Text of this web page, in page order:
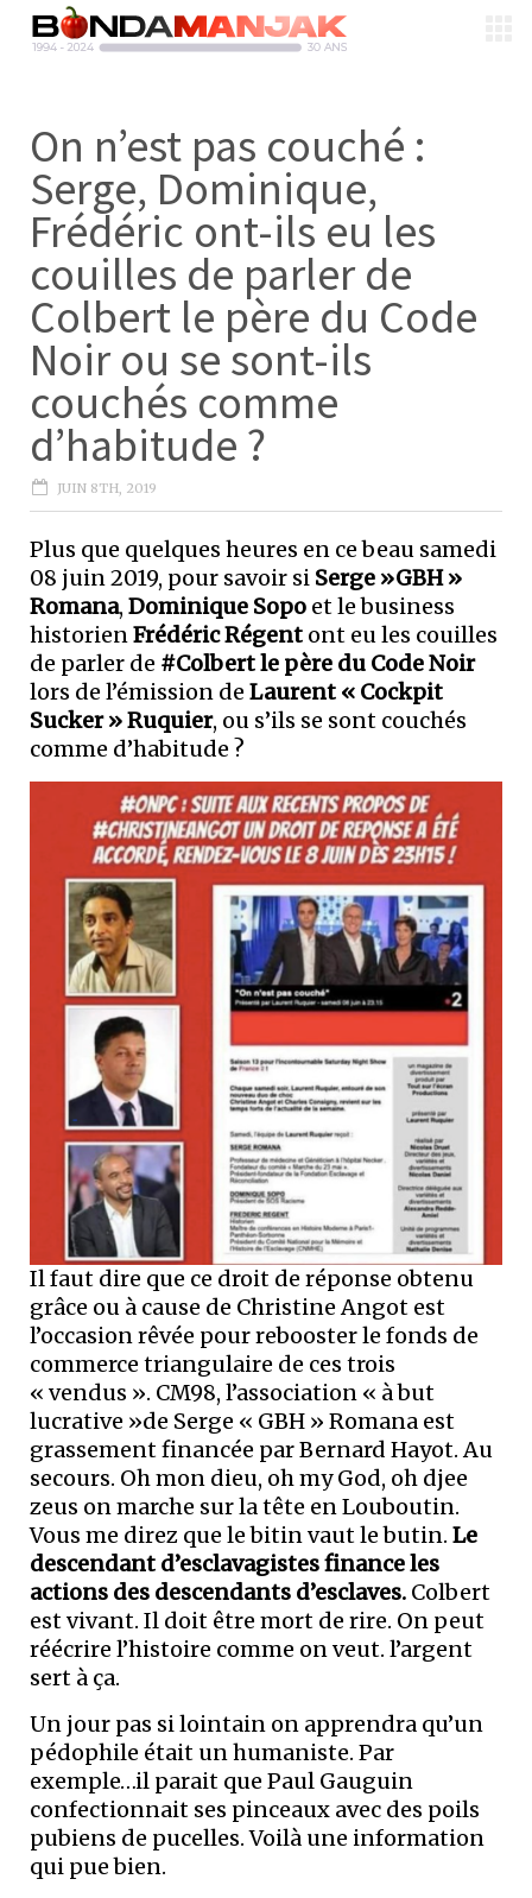
On n’est pas couché :
Serge, Dominique,
Frédéric ont-ils eu les
couilles de parler de
Colbert le père du Code
Noir ou se sont-ils
couchés comme
d’habitude ?
JUIN 8TH, 2019
Plus que quelques heures en ce beau samedi
08 juin 2019, pour savoir si Serge »GBH »
Romana, Dominique Sopo et le business
historienFrédéric Régent ont eu les couilles
de parler de #Colbert le père du Code Noir
lors de l’émission de Laurent « Cockpit
Sucker » Ruquier, ou s’ils se sont couchés
comme d’habitude ?
Il faut dire que ce droit de réponse obtenu
grâce ou à cause de Christine Angot est
l’occasion rêvée pour rebooster le fonds de
commerce triangulaire de ces trois
« vendus ». CM98, l’association « à but
lucrative »de Serge « GBH » Romana est
grassement financée par Bernard Hayot. Au
secours. Oh mon dieu, oh my God, oh djee
zeus on marche sur la tête en Louboutin.
Vous me direz que le bitin vaut le butin. Le
descendant d’esclavagistes finance les
actions des descendants d’esclaves. Colbert
est vivant. Il doit être mort de rire. On peut
réécrire l’histoire comme on veut. l’argent
sert à ça.
Un jour pas si lointain on apprendra qu’un
pédophile était un humaniste. Par
exemple…il parait que Paul Gauguin
confectionnait ses pinceaux avec des poils
pubiens de pucelles. Voilà une information
qui pue bien.